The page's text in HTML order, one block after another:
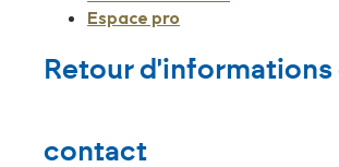
Espace pro
Retour d'informations
contact